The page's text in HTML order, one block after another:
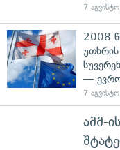
7
2008
—
7
აშშ-